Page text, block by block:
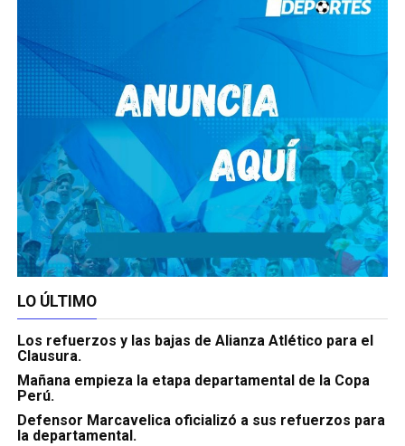
LO ÚLTIMO
Los refuerzos y las bajas de Alianza Atlético para el
Clausura.
Mañana empieza la etapa departamental de la Copa
Perú.
Defensor Marcavelica oficializó a sus refuerzos para
la departamental.